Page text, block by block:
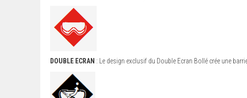
DOUBLE ECRAN : Le design exclusif du Double Ecran Bollé crée une